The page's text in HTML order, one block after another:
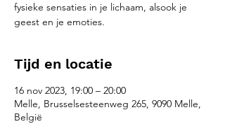
fysieke sensaties in je lichaam, alsook je
geest en je emoties.
Tijd en locatie
16 nov 2023, 19:00 – 20:00
Melle, Brusselsesteenweg 265, 9090 Melle,
België